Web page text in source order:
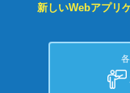
新しいWebアプリ